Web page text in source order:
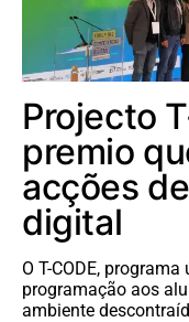
Projecto
premio
acções
digital
O T-CODE,
programação aos
ambiente